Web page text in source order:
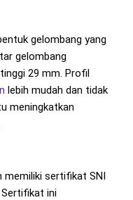
gelombang yang
gelombang
29 mm. Profil
lebih mudah dan tidak
meningkatkan
memiliki sertifikat SNI
ini